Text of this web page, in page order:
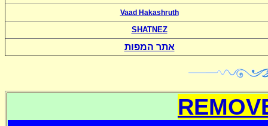
Vaad Hakashruth
SHATNEZ
אתר המפות